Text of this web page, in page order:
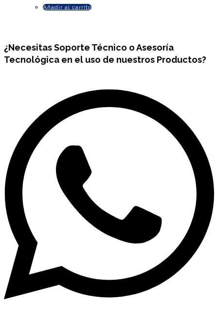
Añadir al carrito
¿NecesitasSoporte Técnico o Asesoría
Tecnológica en el uso de nuestros Productos?